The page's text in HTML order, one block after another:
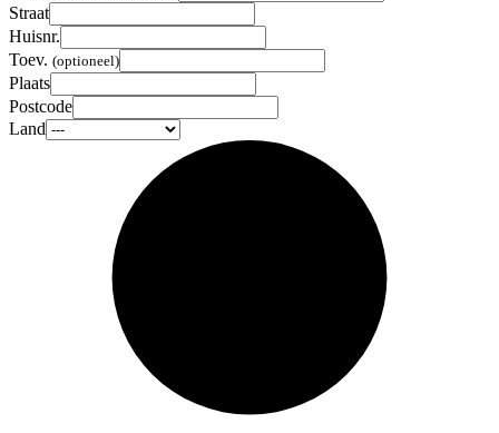
Straat
Huisnr.
Toev. (optioneel)
Plaats
Postcode
Land